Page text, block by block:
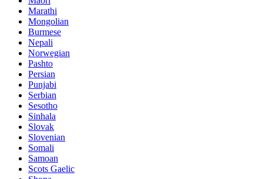
Marathi
Mongolian
Burmese
Nepali
Norwegian
Pashto
Persian
Punjabi
Serbian
Sesotho
Sinhala
Slovak
Slovenian
Somali
Samoan
Scots Gaelic